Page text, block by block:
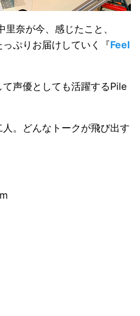
奈が今、感じたこと、
ぷりお届けしていく『Feel
声優としても活躍するPile
。どんなトークが飛び出す